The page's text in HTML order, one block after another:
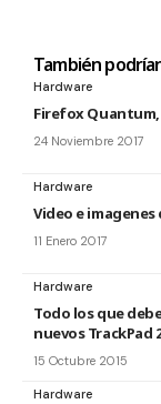
También
Hardware
Firefox
24 Noviembre 2017
Hardware
Video e imagenes
11 Enero 2017
Hardware
Todo los que
nuevos TrackPad
15 Octubre 2015
Hardware